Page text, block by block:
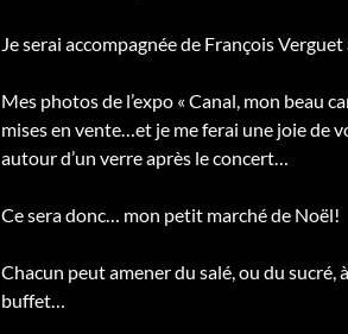
Je serai accompagnée de François
Mes photos de l’expo « Canal, mon beau
mises en vente…et je me ferai une joie de
autour d’un verre après le concert…
Ce sera donc… mon petit marché de Noël!
Chacun peut amener du salé, ou du sucré, à
buffet…